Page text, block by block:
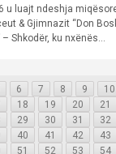
u luajt ndeshja
& Gjimnazit “Don
– Shkodër, ku nxënës...
6 7 8 9 10
18 19 20 21
29 30 31 32
40 41 42 43
51 52 53 54